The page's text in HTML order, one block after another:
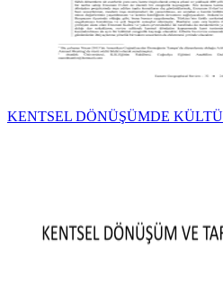
KENTSEL DÖNÜŞÜMDE